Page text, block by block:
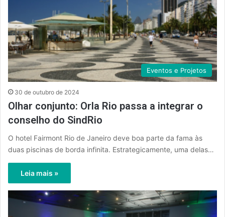
Eventos e Projetos
30 de outubro de 2024
Olhar conjunto: Orla Rio passa a integrar o
conselho do SindRio
O hotel Fairmont Rio de Janeiro deve boa parte da fama às
duas piscinas de borda infinita. Estrategicamente, uma delas…
Leia mais »